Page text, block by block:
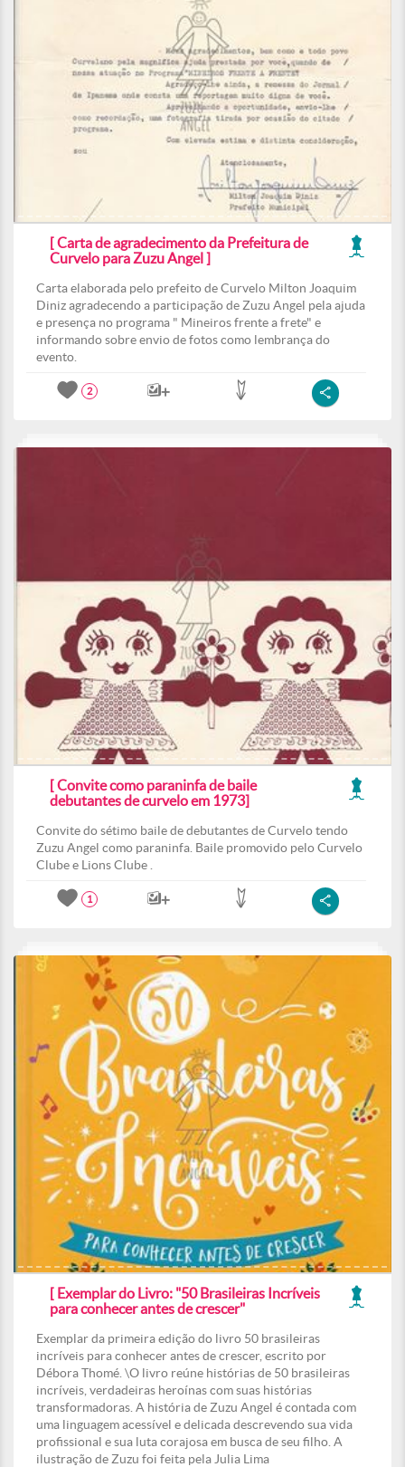
[ Carta de agradecimento da Prefeitura de
Curvelo para Zuzu Angel ]
Carta elaborada pelo prefeito de Curvelo Milton Joaquim
Diniz agradecendo a participação de Zuzu Angel pela ajuda
e presença no programa " Mineiros frente a frete" e
informando sobre envio de fotos como lembrança do
evento.
2
[ Convite como paraninfa de baile
debutantes de curvelo em 1973]
Convite do sétimo baile de debutantes de Curvelo tendo
Zuzu Angel como paraninfa. Baile promovido pelo Curvelo
Clube e Lions Clube .
1
[ Exemplar do Livro: "50 Brasileiras Incríveis
para conhecer antes de crescer"
Exemplar da primeira edição do livro 50 brasileiras
incríveis para conhecer antes de crescer, escrito por
Débora Thomé. \O livro reúne histórias de 50 brasileiras
incríveis, verdadeiras heroínas com suas histórias
transformadoras. A história de Zuzu Angel é contada com
uma linguagem acessível e delicada descrevendo sua vida
profissional e sua luta corajosa em busca de seu filho. A
ilustração de Zuzu foi feita pela Julia Lima